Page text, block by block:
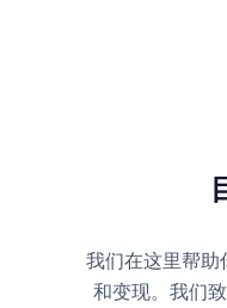
我们在这里帮助
和变现。我们